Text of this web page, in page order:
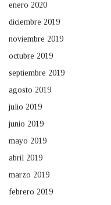
enero 2020
diciembre 2019
noviembre 2019
octubre 2019
septiembre 2019
agosto 2019
julio 2019
junio 2019
mayo 2019
abril 2019
marzo 2019
febrero 2019